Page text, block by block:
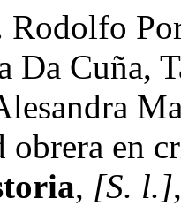
Da Cuña,
obrera en
, [S. l.]